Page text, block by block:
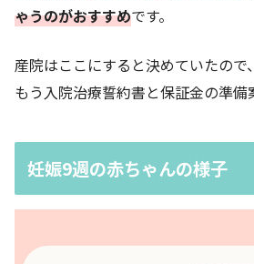
ゃうのがおすすめです。
産院はここにすると決めていたので
もう入院治療誓約書と保証金の準備
妊娠9週の赤ちゃんの様子